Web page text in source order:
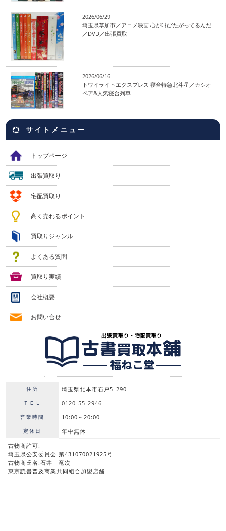
2026/06/29
埼玉県草加市／アニメ映画 心が叫びたがってるんだ
／DVD／出張買取
2026/06/16
トワイライトエクスプレス 寝台特急北斗星／カシオ
ペア&人気寝台列車
サイトメニュー
トップページ
出張買取り
宅配買取り
高く売れるポイント
買取りジャンル
よくある質問
買取り実績
会社概要
お問い合せ
住所 埼玉県北本市石戸5-290
ＴＥＬ 0120-55-2946
営業時間 10:00～20:00
定休日
年中無休
古物商許可:
埼玉県公安委員会 第431070021925号
古物商氏名:石井 竜次
東京読書普及商業共同組合加盟店舗